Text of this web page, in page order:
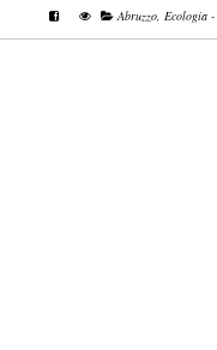
Abruzzo Ecologia